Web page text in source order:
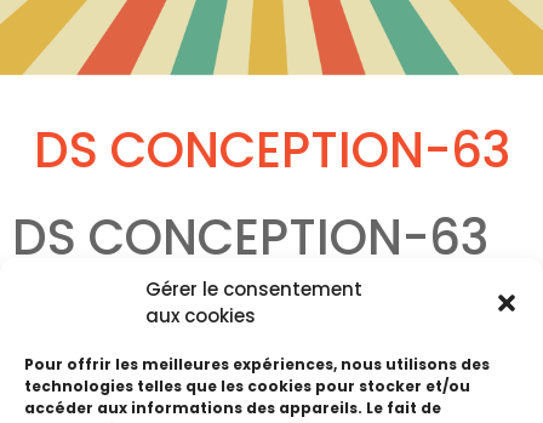
Gérer le consentement
aux cookies
Pour offrir les meilleures expériences, nous utilisons des
technologies telles que les cookies pour stocker et/ou
accéder aux informations des appareils. Le fait de
DS CONCEPTION-63
DS CONCEPTION-63
Escalier, Garde corps, portail, mobilier
Haute Foire de Pontarlier